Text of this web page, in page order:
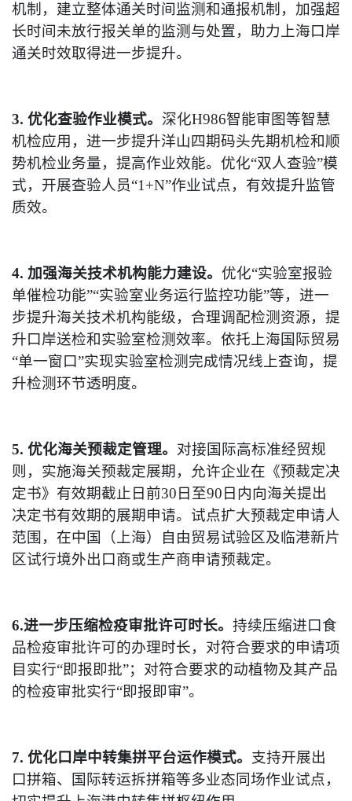
机制，建立整体通关时间监测和通报机制，加强超
长时间未放行报关单的监测与处置，助力上海口岸
通关时效取得进一步提升。
3. 优化查验作业模式。 深化H986智能审图等智慧
机检应用，进一步提升洋山四期码头先期机检和顺
势机检业务量，提高作业效能。优化“双人查验”模
式，开展查验人员“1+N”作业试点，有效提升监管
质效。
4. 加强海关技术机构能力建设。 优化“实验室报验
单催检功能”“实验室业务运行监控功能”等，进一
步提升海关技术机构能级，合理调配检测资源，提
升口岸送检和实验室检测效率。依托上海国际贸易
“单一窗口”实现实验室检测完成情况线上查询，提
升检测环节透明度。
5. 优化海关预裁定管理。 对接国际高标准经贸规
则，实施海关预裁定展期，允许企业在《预裁定决
定书》有效期截止日前30日至90日内向海关提出
决定书有效期的展期申请。试点扩大预裁定申请人
范围，在中国（上海）自由贸易试验区及临港新片
区试行境外出口商或生产商申请预裁定。
6.进一步压缩检疫审批许可时长。 持续压缩进口食
品检疫审批许可的办理时长，对符合要求的申请项
目实行“即报即批”；对符合要求的动植物及其产品
的检疫审批实行“即报即审”。
7. 优化口岸中转集拼平台运作模式。 支持开展出
口拼箱、国际转运拆拼箱等多业态同场作业试点，